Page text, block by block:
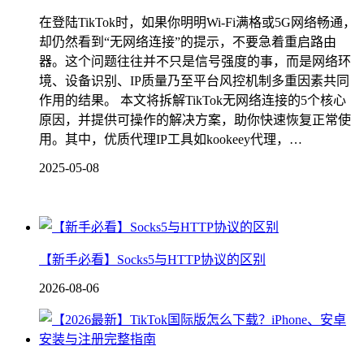
在登陆TikTok时，如果你明明Wi-Fi满格或5G网络畅通，
却仍然看到“无网络连接”的提示，不要急着重启路由
器。这个问题往往并不只是信号强度的事，而是网络环
境、设备识别、IP质量乃至平台风控机制多重因素共同
作用的结果。 本文将拆解TikTok无网络连接的5个核心
原因，并提供可操作的解决方案，助你快速恢复正常使
用。其中，优质代理IP工具如kookeey代理，…
2025-05-08
【新手必看】Socks5与HTTP协议的区别
2026-08-06